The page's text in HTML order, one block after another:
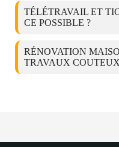
TÉLÉTRAVAIL ET
CE POSSIBLE ?
RÉNOVATION
TRAVAUX